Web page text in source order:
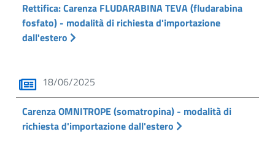
Rettifica: Carenza FLUDARABINA TEVA (fludarabina
fosfato) - modalità di richiesta d'importazione
dall'estero
18/06/2025
Carenza OMNITROPE (somatropina) - modalità di
richiesta d'importazione dall'estero